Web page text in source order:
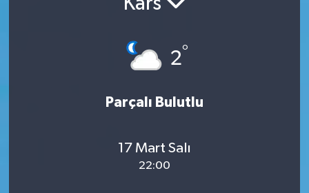
Kars
2°
Parçalı Bulutlu
17 Mart Salı
22:00